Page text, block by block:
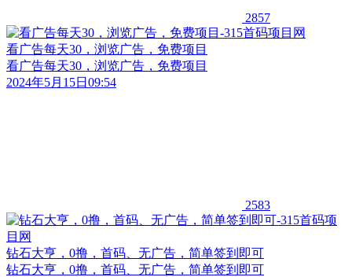
2857
看广告每天30，浏览广告，免费项目
看广告每天30，浏览广告，免费项目
2024年5月15日09:54
2583
钻石大亨，0撸，首码、无广告，简单签到即可
钻石大亨，0撸，首码、无广告，简单签到即可